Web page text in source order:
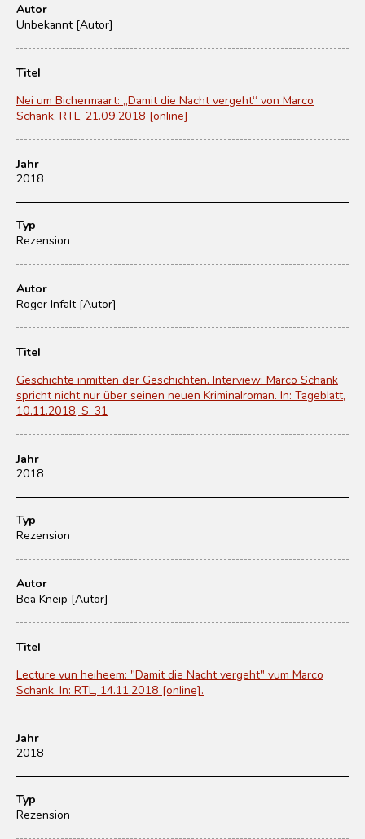
Autor
Unbekannt [Autor]
Titel
Nei um Bichermaart: „Damit die Nacht vergeht“ von Marco
Schank, RTL, 21.09.2018 [online]
Jahr
2018
Typ
Rezension
Autor
Roger Infalt [Autor]
Titel
Geschichte inmitten der Geschichten. Interview: Marco Schank
spricht nicht nur über seinen neuen Kriminalroman. In: Tageblatt,
10.11.2018, S. 31
Jahr
2018
Typ
Rezension
Autor
Bea Kneip [Autor]
Titel
Lecture vun heiheem: "Damit die Nacht vergeht" vum Marco
Schank. In: RTL, 14.11.2018 [online].
Jahr
2018
Typ
Rezension